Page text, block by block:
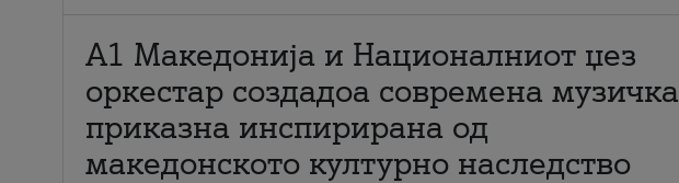
А1 Македонија и Националниот џез
оркестар создадоа современа музичка
приказна инспирирана од
македонското културно наследство